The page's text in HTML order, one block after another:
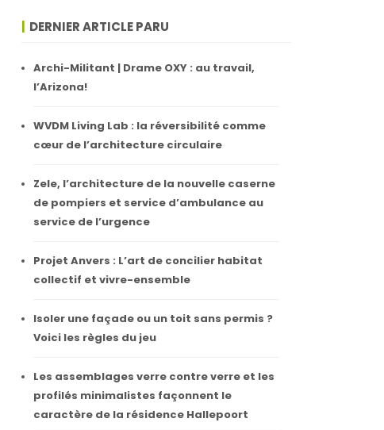
DERNIER ARTICLE PARU
Archi-Militant | Drame OXY : au travail,
l’Arizona!
WVDM Living Lab : la réversibilité comme
cœur de l’architecture circulaire
Zele, l’architecture de la nouvelle caserne
de pompiers et service d’ambulance au
service de l’urgence
Projet Anvers : L’art de concilier habitat
collectif et vivre-ensemble
Isoler une façade ou un toit sans permis ?
Voici les règles du jeu
Les assemblages verre contre verre et les
profilés minimalistes façonnent le
caractère de la résidence Hallepoort